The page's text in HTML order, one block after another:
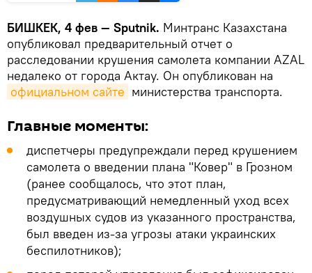
БИШКЕК, 4 фев — Sputnik. Минтранс Казахстана
опубликовал предварительный отчет о
расследовании крушения самолета компании AZAL
недалеко от города Актау. Он опубликован на
официальном сайте министерства транспорта.
Главные моменты:
диспетчеры предупреждали перед крушением
самолета о введении плана "Ковер" в Грозном
(ранее сообщалось, что этот план,
предусматривающий немедленный уход всех
воздушных судов из указанного пространства,
был введен из-за угрозы атаки украинских
беспилотников);